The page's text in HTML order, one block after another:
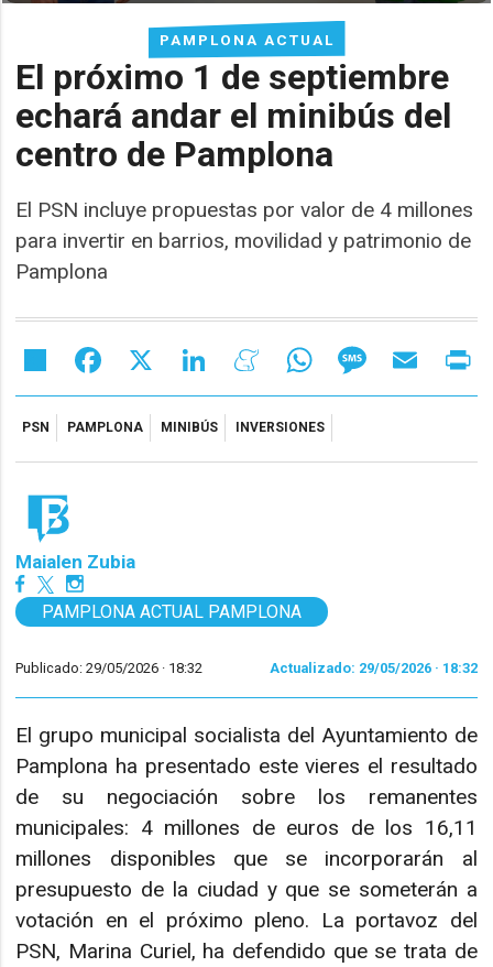
PAMPLONA ACTUAL
El próximo 1 de septiembre
echará andar el minibús del
centro de Pamplona
El PSN incluye propuestas por valor de 4 millones
para invertir en barrios, movilidad y patrimonio de
Pamplona
Share Facebook LinkedIn MeneameWhatsAppMessageEmail
PSN PAMPLONA MINIBÚS INVERSIONES
Maialen Zubia
PAMPLONA ACTUAL PAMPLONA
Publicado: 29/05/2026 · 18:32 Actualizado: 29/05/2026 · 18:32
El grupo municipal socialista del Ayuntamiento de
Pamplona ha presentado este vieres el resultado
de su negociación sobre los remanentes
municipales: 4 millones de euros de los 16,11
millones disponibles que se incorporarán al
presupuesto de la ciudad y que se someterán a
votación en el próximo pleno. La portavoz del
PSN, Marina Curiel, ha defendido que se trata de